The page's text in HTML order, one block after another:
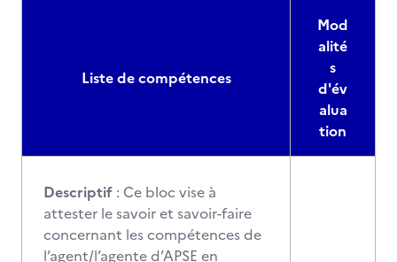
Liste de compétences
Mod
alité
s
d'év
alua
tion
Descriptif : Ce bloc vise à
attester le savoir et savoir-faire
concernant les compétences de
l’agent/l’agente d’APSE en